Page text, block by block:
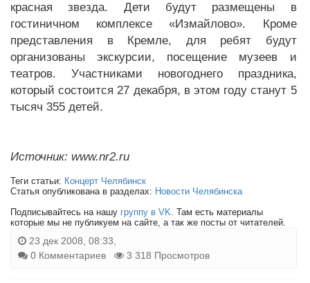
красная звезда. Дети будут размещены в
гостиничном комплексе «Измайлово». Кроме
представления в Кремле, для ребят будут
организованы экскурсии, посещение музеев и
театров. Участниками новогоднего праздника,
который состоится 27 декабря, в этом году станут 5
тысяч 355 детей.
Источник: www.nr2.ru
Теги статьи: Концерт Челябинск
Статья опубликована в разделах: Новости Челябинска
Подписывайтесь на нашу группу в VK. Там есть материалы
которые мы не публикуем на сайте, а так же посты от читателей.
23 дек 2008, 08:33,
0 Комментариев
3 318 Просмотров